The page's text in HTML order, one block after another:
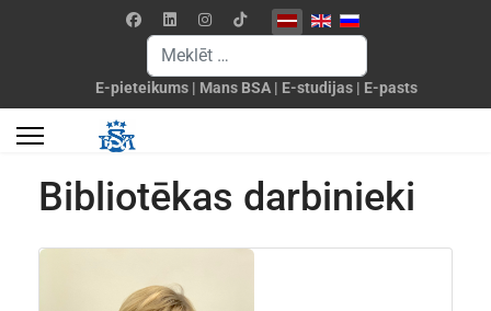
Izvēlieties valodu
Meklēšanas forma
E-pieteikums | Mans BSA | E-studijas | E-pasts
Bibliotēkas darbinieki